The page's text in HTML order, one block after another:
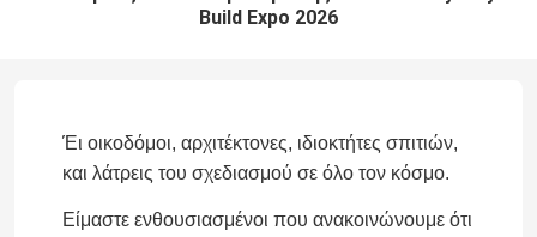
Build Expo 2026
Έι οικοδόμοι, αρχιτέκτονες, ιδιοκτήτες σπιτιών,
και λάτρεις του σχεδιασμού σε όλο τον κόσμο.
Είμαστε ενθουσιασμένοι που ανακοινώνουμε ότι